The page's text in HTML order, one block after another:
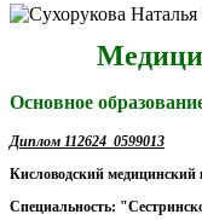
Основное
Диплом 112624 0599013
Кисловодский медицинский
Специальность: